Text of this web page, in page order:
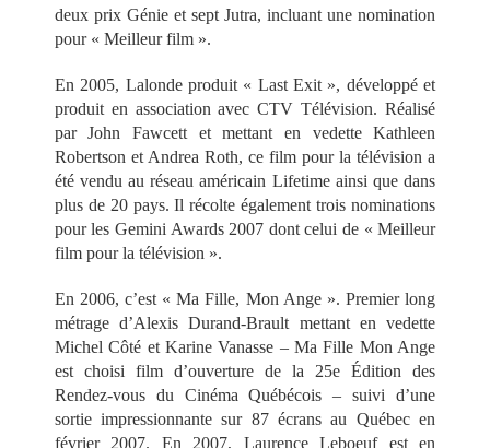
deux prix Génie et sept Jutra, incluant une nomination
pour « Meilleur film ».
En 2005, Lalonde produit « Last Exit », développé et
produit en association avec CTV Télévision. Réalisé
par John Fawcett et mettant en vedette Kathleen
Robertson et Andrea Roth, ce film pour la télévision a
été vendu au réseau américain Lifetime ainsi que dans
plus de 20 pays. Il récolte également trois nominations
pour les Gemini Awards 2007 dont celui de « Meilleur
film pour la télévision ».
En 2006, c’est « Ma Fille, Mon Ange ». Premier long
métrage d’Alexis Durand-Brault mettant en vedette
Michel Côté et Karine Vanasse – Ma Fille Mon Ange
est choisi film d’ouverture de la 25e Édition des
Rendez-vous du Cinéma Québécois – suivi d’une
sortie impressionnante sur 87 écrans au Québec en
février 2007. En 2007, Laurence Leboeuf est en